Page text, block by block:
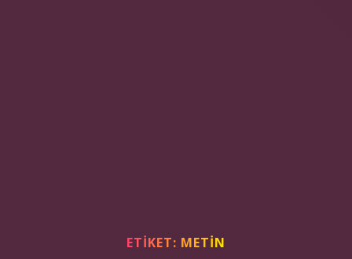
ETIKET: METIN